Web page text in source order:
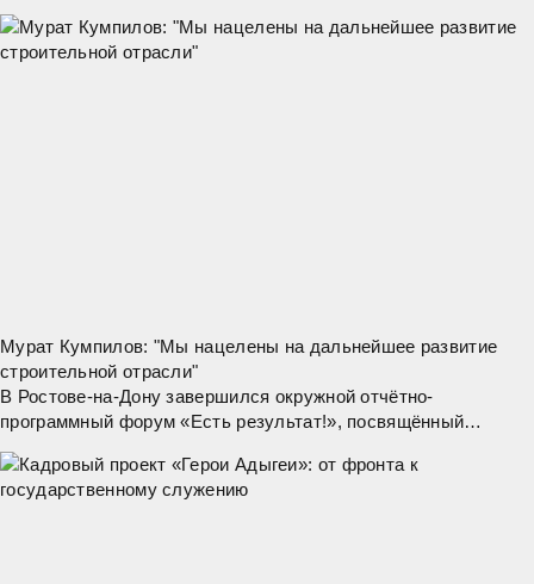
Кумпилов. На мероприятии обсудили вопросы
Мурат Кумпилов: "Мы нацелены на дальнейшее развитие
строительной отрасли"
В Ростове-на-Дону завершился окружной отчётно-
программный форум «Есть результат!», посвящённый
строительства. Как сообщил глава Адыгеи Мурат